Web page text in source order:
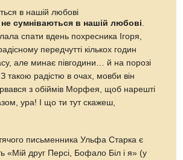
в нашій любові
не сумніваються в нашій любові
спати вдень похресника Ігоря,
передчутті кількох годин
але минає півгодини… й на порозі
З такою радістю в очах, мовби він
з обіймів Морфея, щоб нарешті
ура! І що ти тут скажеш,
письменника Ульфа Старка є
«Мій друг Персі, Бофало Біл і я» (у